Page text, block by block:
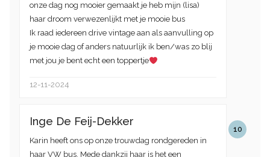
onze dag nog mooier gemaakt je heb mijn (lisa)
haar droom verwezenlijkt met je mooie bus
Ik raad iedereen drive vintage aan als aanvulling op
je mooie dag of anders natuurlijk ik ben/was zo blij
met jou je bent echt een toppertje
12-11-2024
10
Inge De Feij-Dekker
Karin heeft ons op onze trouwdag rondgereden in
haar VW bus. Mede dankzij haar is het een